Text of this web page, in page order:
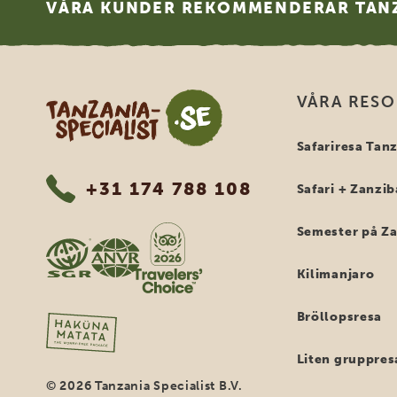
VÅRA KUNDER REKOMMENDERAR
Tanzania Specialist
+31 174 788 108
© 2026 Tanzania Specialist B.V.
VÅRA
Safariresa
Safari +
Semester på
Kilimanjaro
Bröllopsresa
Liten